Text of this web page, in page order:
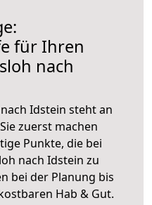
für Ihren
nach
Idstein steht an
zuerst machen
Punkte, die bei
nach Idstein zu
bei der Planung bis
Hab & Gut.